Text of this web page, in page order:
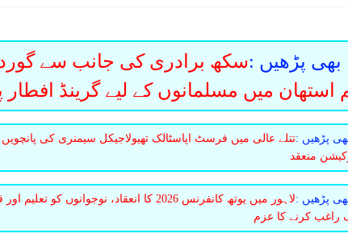
بھی پڑھیں :سکھ برادری کی جانب سے
استھان میں مسلمانوں کے لیے گرینڈ افطار
پڑھیں :تتلے عالی میں فرسٹ اپاسٹالک تھیولاجیکل سیمنری کی پانچویں
منعقد
پڑھیں :
لاہور میں یوتھ کانفرنس 2026 کا انعقاد، نوجوانوں کو
کرنے کا عزم